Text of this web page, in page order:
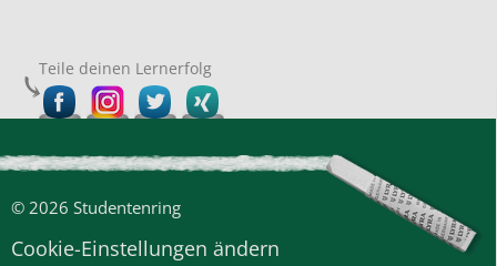
Teile deinen Lernerfolg
© 2026 Studentenring
Cookie-Einstellungen ändern